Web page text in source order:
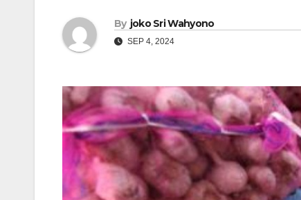
By joko Sri Wahyono
SEP 4, 2024